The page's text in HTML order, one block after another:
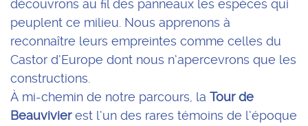
découvrons au fil des panneaux les espèces qui
peuplent ce milieu. Nous apprenons à
reconnaître leurs empreintes comme celles du
Castor d’Europe dont nous n’apercevrons que les
constructions.
À mi-chemin de notre parcours, la Tour de
Beauvivierest l’un des rares témoins de l’époque